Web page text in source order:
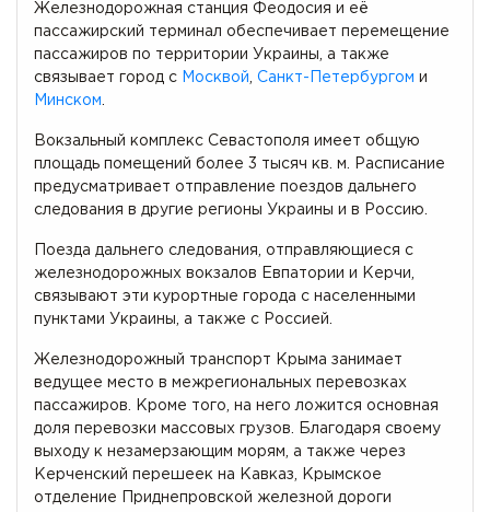
Железнодорожная станция Феодосия и её
пассажирский терминал обеспечивает перемещение
пассажиров по территории Украины, а также
связывает город с Москвой Санкт-Петербургом и
Минском
Вокзальный комплекс Севастополя имеет общую
площадь помещений более 3 тысяч кв. м. Расписание
предусматривает отправление поездов дальнего
следования в другие регионы Украины и в Россию.
Поезда дальнего следования, отправляющиеся с
железнодорожных вокзалов Евпатории и Керчи,
связывают эти курортные города с населенными
пунктами Украины, а также с Россией.
Железнодорожный транспорт Крыма занимает
ведущее место в межрегиональных перевозках
пассажиров. Кроме того, на него ложится основная
доля перевозки массовых грузов. Благодаря своему
выходу к незамерзающим морям, а также через
Керченский перешеек на Кавказ, Крымское
отделение Приднепровской железной дороги